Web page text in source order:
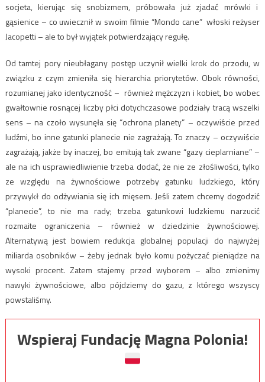
socjeta, kierując się snobizmem, próbowała już zjadać mrówki i
gąsienice – co uwiecznił w swoim filmie “Mondo cane” włoski reżyser
Jacopetti – ale to był wyjątek potwierdzający regułę.
Od tamtej pory nieubłagany postęp uczynił wielki krok do przodu, w
związku z czym zmieniła się hierarchia priorytetów. Obok równości,
rozumianej jako identyczność – również mężczyzn i kobiet, bo wobec
gwałtownie rosnącej liczby płci dotychczasowe podziały tracą wszelki
sens – na czoło wysunęła się “ochrona planety” – oczywiście przed
ludźmi, bo inne gatunki planecie nie zagrażają. To znaczy – oczywiście
zagrażają, jakże by inaczej, bo emitują tak zwane “gazy cieplarniane” –
ale na ich usprawiedliwienie trzeba dodać, że nie ze złośliwości, tylko
ze względu na żywnościowe potrzeby gatunku ludzkiego, który
przywykł do odżywiania się ich mięsem. Jeśli zatem chcemy dogodzić
“planecie”, to nie ma rady; trzeba gatunkowi ludzkiemu narzucić
rozmaite ograniczenia – również w dziedzinie żywnościowej.
Alternatywą jest bowiem redukcja globalnej populacji do najwyżej
miliarda osobników – żeby jednak było komu pożyczać pieniądze na
wysoki procent. Zatem stajemy przed wyborem – albo zmienimy
nawyki żywnościowe, albo pójdziemy do gazu, z którego wszyscy
powstaliśmy.
Wspieraj Fundację Magna Polonia!